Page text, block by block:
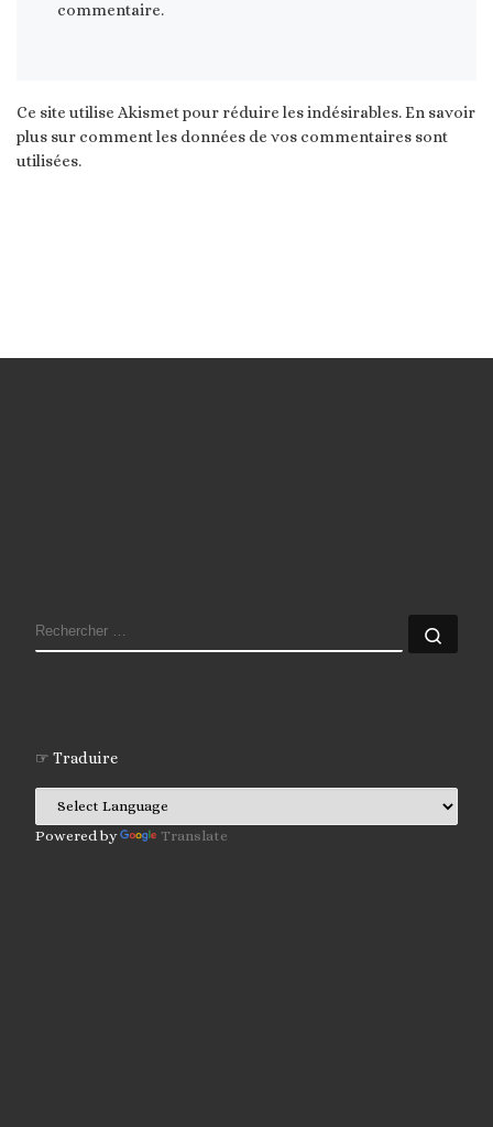
commentaire.
Ce site utilise Akismet pour réduire les indésirables.En savoir
plus sur comment les données de vos commentaires sont
utilisées.
RECHERCHER
☞ Traduire
Powered by Translate